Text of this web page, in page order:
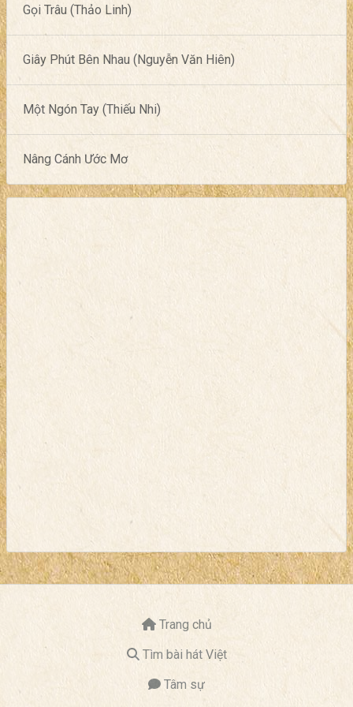
Gọi Trâu (Thảo Linh)
Giây Phút Bên Nhau (Nguyễn Văn Hiên)
Một Ngón Tay (Thiếu Nhi)
Nâng Cánh Ước Mơ
Trang chủ
Tìm bài hát Việt
Tâm sự